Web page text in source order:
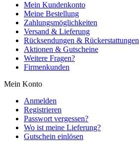
Mein Kundenkonto
Meine Bestellung
Zahlungsmöglichkeiten
Versand & Lieferung
Rücksendungen & Rückerstattungen
Aktionen & Gutscheine
Weitere Fragen?
Firmenkunden
Mein Konto
Anmelden
Registrieren
Passwort vergessen?
Wo ist meine Lieferung?
Gutschein einlösen